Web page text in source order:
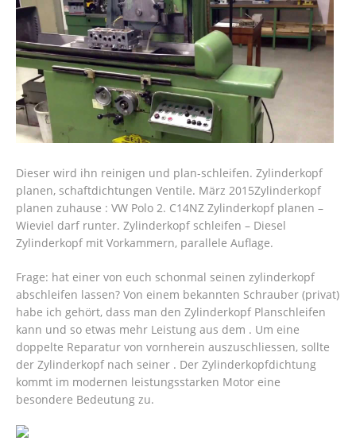
Dieser wird ihn reinigen und plan-schleifen. Zylinderkopf
planen, schaftdichtungen Ventile. März 2015Zylinderkopf
planen zuhause : VW Polo 2. C14NZ Zylinderkopf planen –
Wieviel darf runter. Zylinderkopf schleifen – Diesel
Zylinderkopf mit Vorkammern, parallele Auflage.
Frage: hat einer von euch schonmal seinen zylinderkopf
abschleifen lassen? Von einem bekannten Schrauber (privat)
habe ich gehört, dass man den Zylinderkopf Planschleifen
kann und so etwas mehr Leistung aus dem . Um eine
doppelte Reparatur von vornherein auszuschliessen, sollte
der Zylinderkopf nach seiner . Der Zylinderkopfdichtung
kommt im modernen leistungsstarken Motor eine
besondere Bedeutung zu.